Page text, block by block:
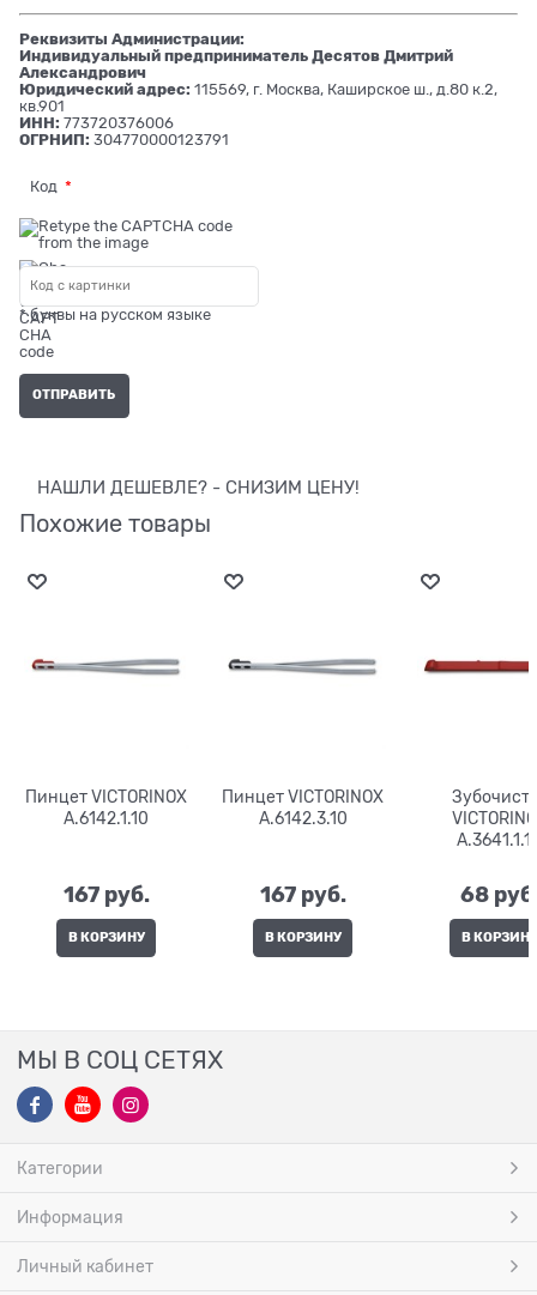
Реквизиты Администрации:
Индивидуальный предприниматель Десятов Дмитрий
Александрович
Юридический адрес: 115569, г. Москва, Каширское ш., д.80 к.2,
кв.901
ИНН: 773720376006
ОГРНИП: 304770000123791
Код
* буквы на русском языке
НАШЛИ ДЕШЕВЛЕ? - СНИЗИМ ЦЕНУ!
Похожие товары
Пинцет VICTORINOX
A.6142.1.10
167 руб.
В КОРЗИНУ
Пинцет VICTORINOX
A.6142.3.10
167 руб.
В КОРЗИНУ
68
В КОРЗИНУ
МЫ В СОЦ СЕТЯХ
Категории
Информация
Личный кабинет